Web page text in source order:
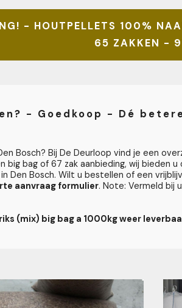
- HOUTPELLETS 100%
65 ZAKKEN -
- Goedkoop - Dé
Bosch? Bij De Deurloop vind je een
big bag of 67 zak aanbieding, wij
Den Bosch. Wilt u bestellen of een
aanvraag formulier. Note: Vermeld bij
(mix) big bag a 1000kg weer